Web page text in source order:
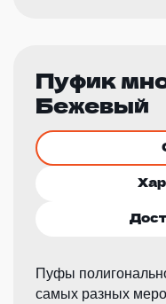
Пуфик
Бежевый
Пуфы
самых разных